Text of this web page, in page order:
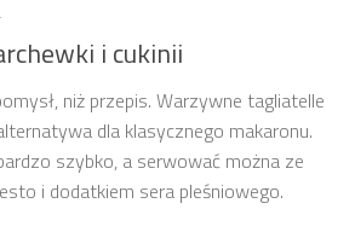
i cukinii
niż przepis. Warzywne tagliatelle
dla klasycznego makaronu.
szybko, a serwować można ze
i dodatkiem sera pleśniowego.